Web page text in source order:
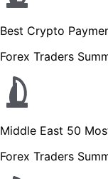
Best Crypto
Forex Traders
Middle East 50
Forex Traders